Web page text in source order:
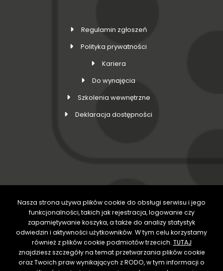
Regulamin zgłoszeń
Polityka prywatności
Kariera
Do wynajęcia
Szkolenia wewnętrzne
Deklaracja dostępności
DOŁĄCZ DO NAS
Nasza strona używa plików cookie do obsługi serwisu i jego
funkcjonalności, takich jak rejestracja, logowanie czy
zapamiętywanie koszyka, a także do analizy statystyk
odwiedzin i aktywności użytkowników. W tym celu korzystamy
również z plików cookie podmiotów trzecich. TUTAJ
znajdziesz szczegóły na temat przetwarzania plików cookie
oraz Twoich praw wynikających z RODO, w tym informacji o